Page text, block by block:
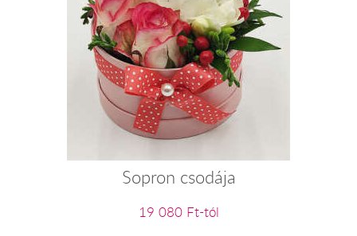
Sopron csodája
19 080 Ft-tól